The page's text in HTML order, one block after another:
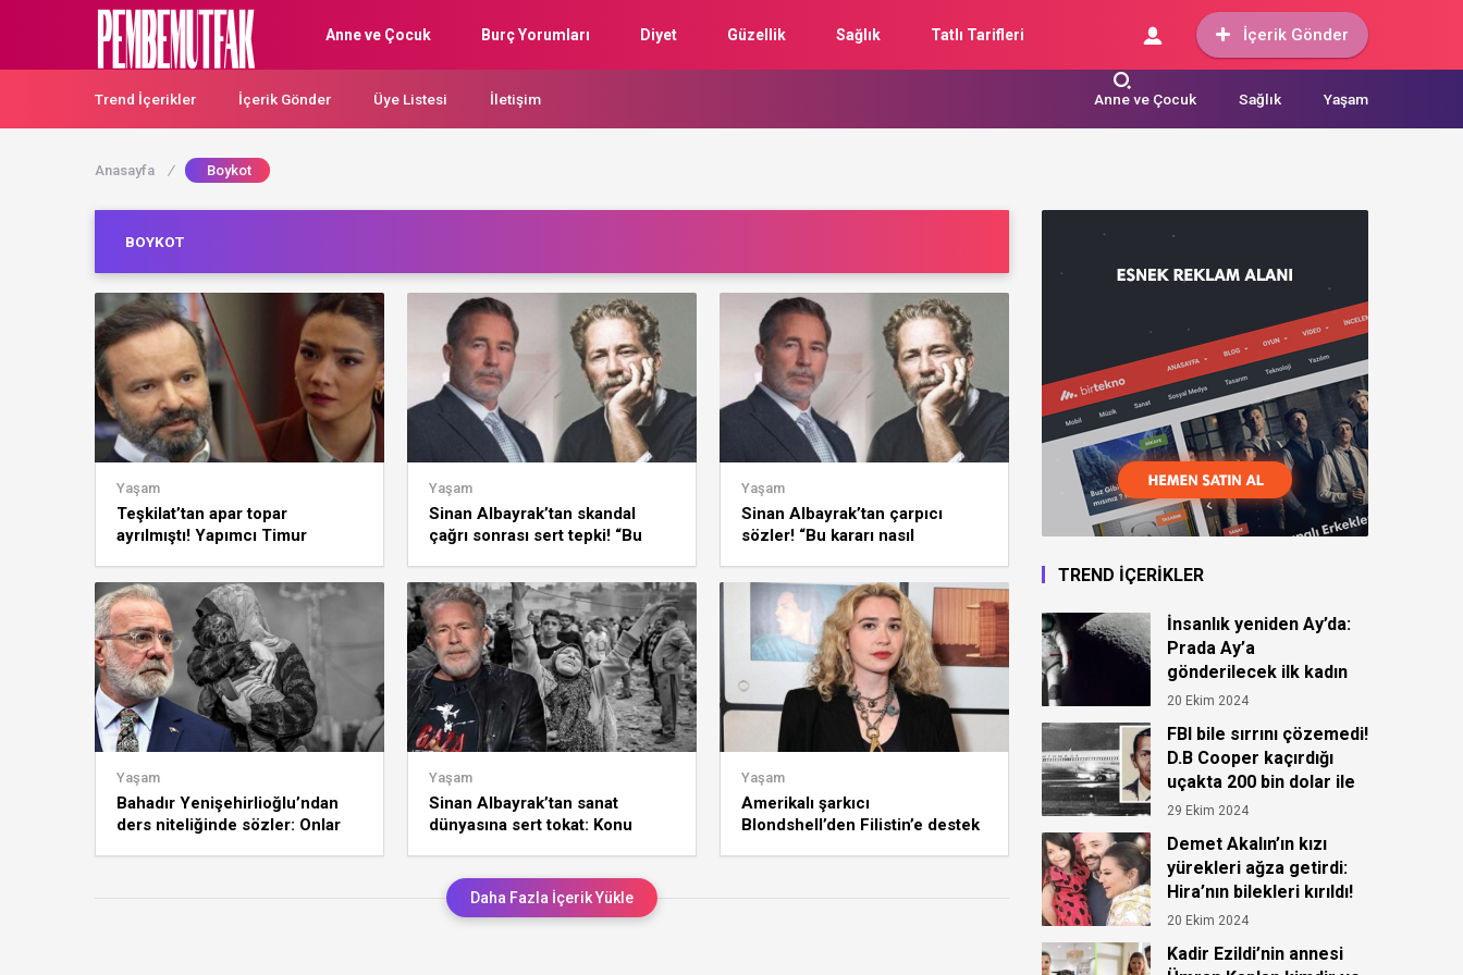
Anne ve Çocuk Burç Yorumları Diyet Güzellik Sağlık Tatlı Tarifleri İçerik Gönder
Trend İçerikler İçerik Gönder Üye Listesi İletişim Anne ve Çocuk Sağlık Yaşam
Anasayfa / Boykot
BOYKOT
Yaşam
Teşkilat’tan apar topar
ayrılmıştı! Yapımcı Timur
açıklaması!
Yaşam
Sinan Albayrak’tan skandal
çağrı sonrası sert tepki! “Bu
Yaşam
Sinan Albayrak’tan çarpıcı
sözler! “Bu kararı nasıl
Yaşam
Bahadır Yenişehirlioğlu’ndan
ders niteliğinde sözler: Onlar
Yaşam
Sinan Albayrak’tan sanat
dünyasına sert tokat: Konu
Yaşam
Amerikalı şarkıcı
Blondshell’den Filistin’e destek
Daha Fazla İçerik Yükle
TREND İÇERİKLER
İnsanlık yeniden Ay’da:
Prada Ay’a
gönderilecek ilk kadın
astronot için kıyafet
20 Ekim 2024
FBI bile sırrını çözemedi!
D.B Cooper kaçırdığı
uçakta 200 bin dolar ile
ortadan kayboldu!
29 Ekim 2024
Demet Akalın’ın kızı
yürekleri ağza getirdi:
Hira’nın bilekleri kırıldı!
20 Ekim 2024
Kadir Ezildi’nin annesi